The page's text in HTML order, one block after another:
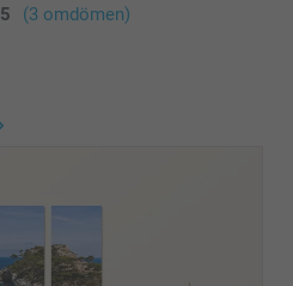
5 (3 omdömen)